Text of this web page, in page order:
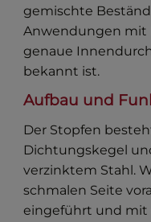
gemischte
Anwendungen mit
genaue
bekannt ist.
Aufbau und
Der Stopfen
Dichtungskegel
verzinktem Stahl.
schmalen Seite
eingeführt und mit